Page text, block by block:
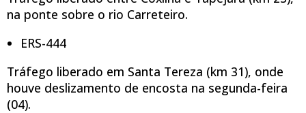
na ponte sobre o rio Carreteiro.
ERS-444
Tráfego liberado em Santa Tereza (km 31), onde
houve deslizamento de encosta na segunda-feira
(04).